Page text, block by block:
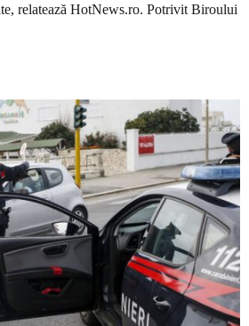
relatează HotNews.ro. Potrivit Biroului